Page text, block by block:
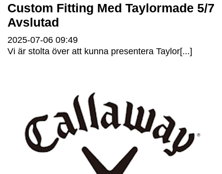
Custom Fitting Med Taylormade 5/7
Avslutad
2025-07-06 09:49
Vi är stolta över att kunna presentera Taylor[...]